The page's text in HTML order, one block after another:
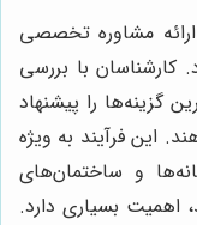
مشاوره تخصصی
کارشناسان با بررسی
را پیشنهاد
این فرآیند به ویژه
و ساختمان‌های
اهمیت بسیاری دارد.